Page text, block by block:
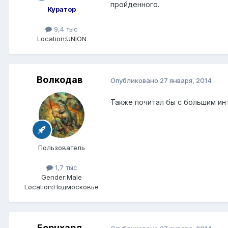
Куратор
9,4 тыс
Location:UNION
пройденного.
Волкодав
Пользователь
1,7 тыс
Gender:Male
Location:Подмосковье
Опубликовано 27 января, 2014
Также почитал бы с большим